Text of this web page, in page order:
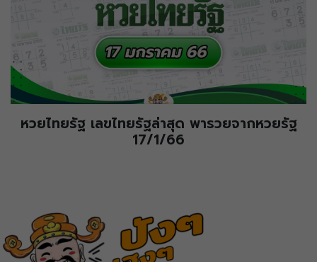
หวยไทยรัฐ เลขไทยรัฐล่าสุด พารวยจากหวยรัฐ
17/1/66